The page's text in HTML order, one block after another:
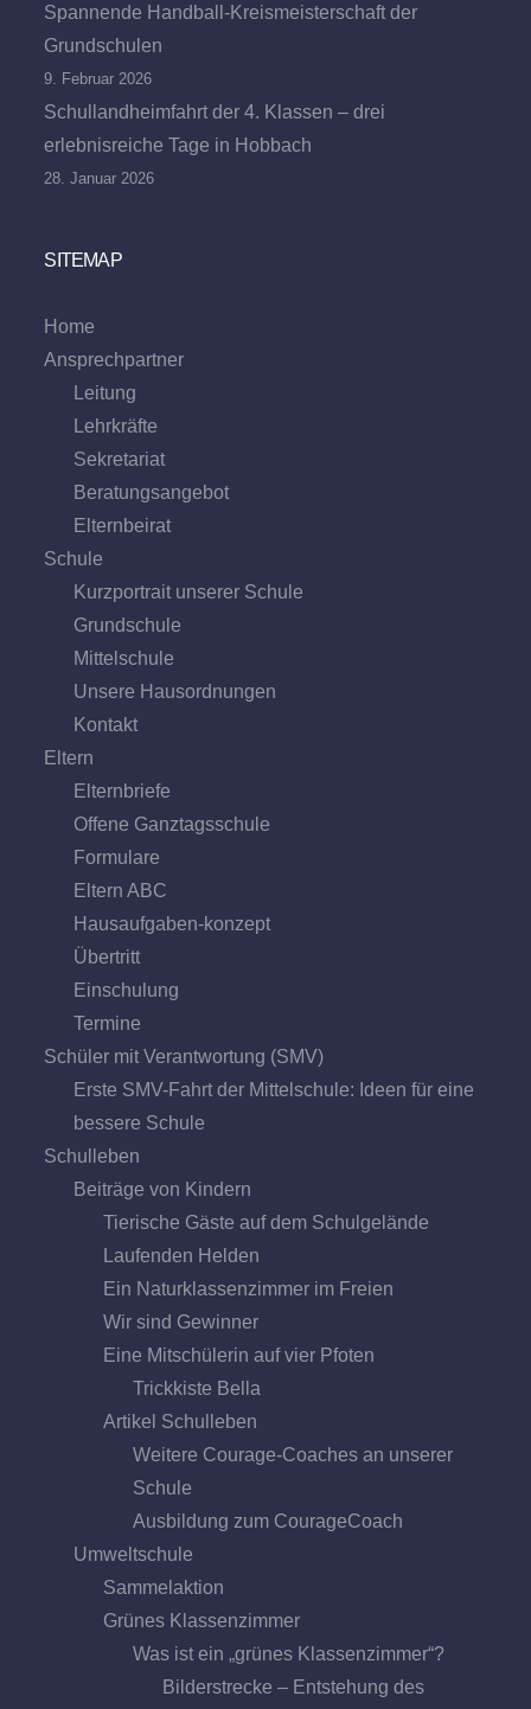
Spannende Handball-Kreismeisterschaft der
Grundschulen
9. Februar 2026
Schullandheimfahrt der 4. Klassen – drei
erlebnisreiche Tage in Hobbach
28. Januar 2026
SITEMAP
Home
Ansprechpartner
Leitung
Lehrkräfte
Sekretariat
Beratungs­angebot
Eltern­beirat
Schule
Kurzportrait unserer Schule
Grund­schule
Mittel­schule
Unsere Hausordnungen
Kontakt
Eltern
Elternbriefe
Offene Ganz­tags­schule
Formulare
Eltern ABC
Hausaufgaben-konzept
Übertritt
Einschulung
Termine
Schüler mit Verantwortung (SMV)
Erste SMV-Fahrt der Mittelschule: Ideen für eine
bessere Schule
Schulleben
Beiträge von Kindern
Tierische Gäste auf dem Schulgelände
Laufenden Helden
Ein Naturklassenzimmer im Freien
Wir sind Gewinner
Eine Mitschülerin auf vier Pfoten
Trickkiste Bella
Artikel Schulleben
Weitere Courage-Coaches an unserer
Schule
Ausbildung zum CourageCoach
Umweltschule
Sammelaktion
Grünes Klassenzimmer
Was ist ein „grünes Klassenzimmer“?
Bilderstrecke – Entstehung des